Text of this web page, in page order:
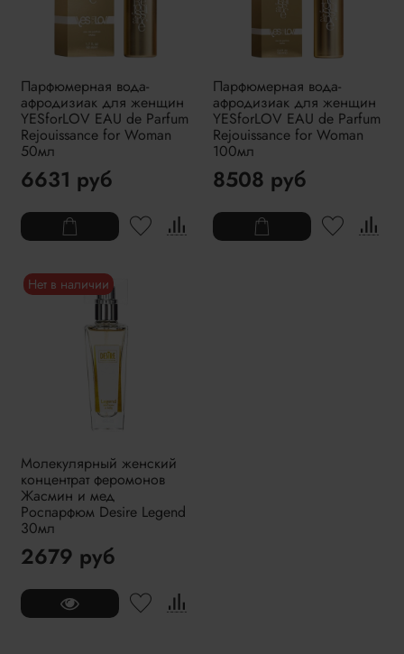
Парфюмерная вода-
афродизиак для женщин
YESforLOV EAU de Parfum
Rejouissance for Woman
50мл
6631 руб
Парфюмерная вода-
афродизиак для женщин
YESforLOV EAU de Parfum
Rejouissance for Woman
100мл
8508 руб
Нет в наличии
Молекулярный женский
концентрат феромонов
Жасмин и мед
Роспарфюм Desire Legend
30мл
2679 руб